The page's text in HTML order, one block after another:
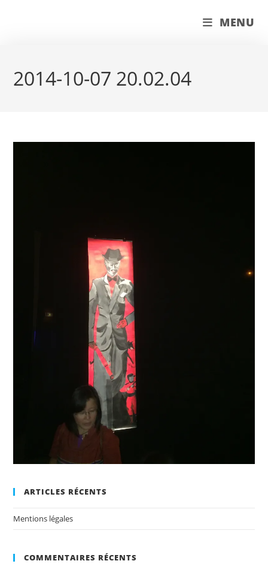
MENU
2014-10-07 20.02.04
ARTICLES RÉCENTS
Mentions légales
COMMENTAIRES RÉCENTS